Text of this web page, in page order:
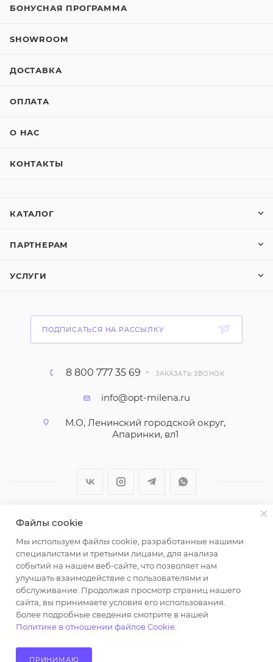
БОНУСНАЯ ПРОГРАММА
SHOWROOM
ДОСТАВКА
ОПЛАТА
О НАС
КОНТАКТЫ
КАТАЛОГ
ПАРТНЕРАМ
УСЛУГИ
ПОДПИСАТЬСЯ НА РАССЫЛКУ
8 800 777 35 69 ЗАКАЗАТЬ ЗВОНОК
info@opt-milena.ru
М.О, Ленинский городской округ,
Апаринки, вл1
2026 © ООО "Вайт Текстиль групп"
Любая информация на сайте носит справочный
характер и не является публичной офертой
определяемой положениями пункта 2 статьи 437
Гражданского кодекса Российской Федерации.
Использование любых материалов, опубликованных
на https://opt-milena.ru, допустимо только при
наличии письменного разрешения редакции и
активной ссылки на https://opt-milena.ru
Файлы cookie
Мы используем файлы cookie, разработанные нашими
специалистами и третьими лицами, для анализа
событий на нашем веб-сайте, что позволяет нам
улучшать взаимодействие с пользователями и
обслуживание. Продолжая просмотр страниц нашего
сайта, вы принимаете условия его использования.
Более подробные сведения смотрите в нашей
Политике в отношении файлов Cookie
ПРИНИМАЮ